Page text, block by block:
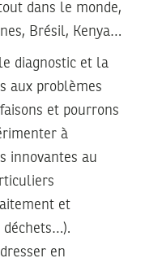
dans le monde,
Brésil, Kenya…
diagnostic et la
aux problèmes
et pourrons
à
innovantes au
et
déchets…).
en